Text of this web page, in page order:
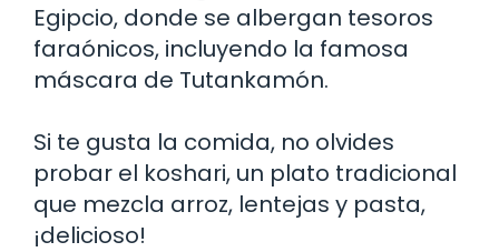
Egipcio, donde se albergan tesoros
faraónicos, incluyendo la famosa
máscara de Tutankamón.
Si te gusta la comida, no olvides
probar el koshari, un plato tradicional
que mezcla arroz, lentejas y pasta,
¡delicioso!